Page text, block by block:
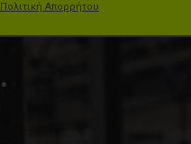
Πολιτική Απορρήτου